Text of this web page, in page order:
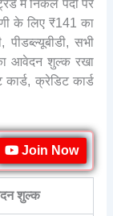
में निकले पदों पर
के लिए ₹141 का
सभी
आवेदन शुल्क रखा
क्रेडिट कार्ड
Join Now
शुल्क